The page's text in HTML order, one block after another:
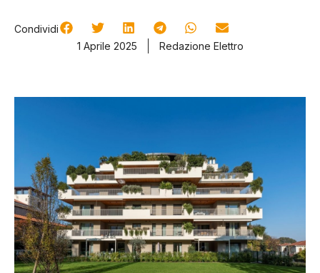
Condividi
1 Aprile 2025
Redazione Elettro